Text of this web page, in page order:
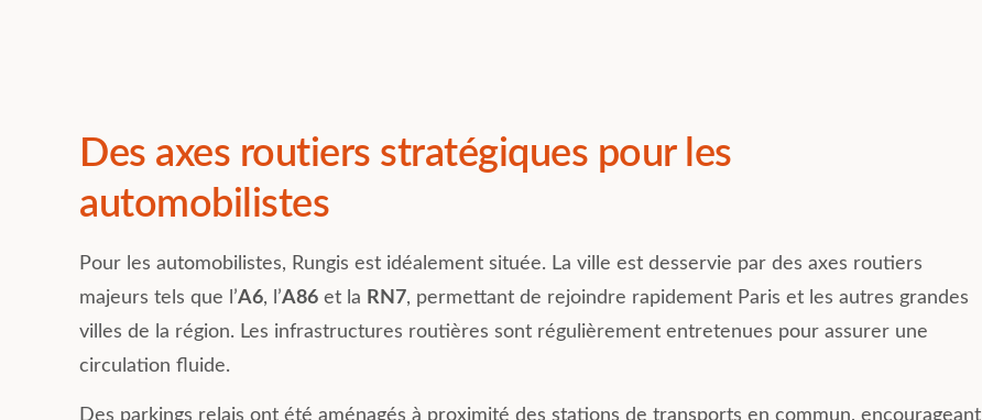
Des axes routiers stratégiques pour les
automobilistes
Pour les automobilistes, Rungis est idéalement située. La ville est desservie par des axes routiers
majeurs tels que l’A6, l’A86 et la RN7, permettant de rejoindre rapidement Paris et les autres grandes
villes de la région. Les infrastructures routières sont régulièrement entretenues pour assurer une
circulation fluide.
Des parkings relais ont été aménagés à proximité des stations de transports en commun, encourageant